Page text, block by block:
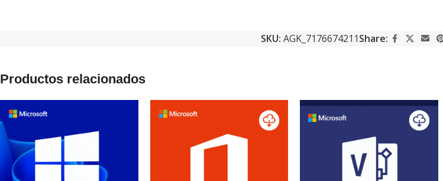
SKU: AGK_7176674211Share:
Productos relacionados